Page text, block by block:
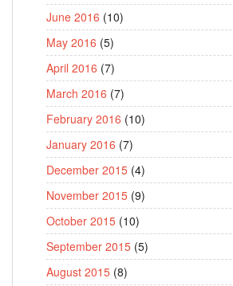
June 2016 (10)
May 2016 (5)
April 2016 (7)
March 2016 (7)
February 2016 (10)
January 2016 (7)
December 2015 (4)
November 2015 (9)
October 2015 (10)
September 2015 (5)
August 2015 (8)